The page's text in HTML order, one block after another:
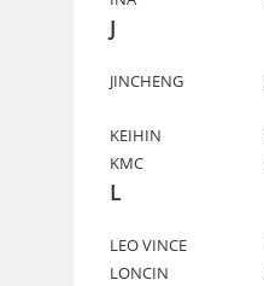
J
JINCHENG
KEIHIN
KMC
L
LEO VINCE
LONCIN